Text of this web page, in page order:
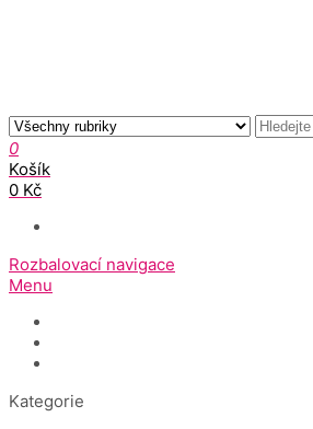
0
Košík
0 Kč
Rozbalovací navigace
Menu
Kategorie